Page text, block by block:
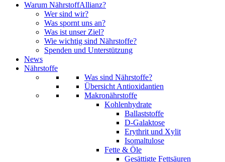
Warum NährstoffAllianz?
Wer sind wir?
Was spornt uns an?
Was ist unser Ziel?
Wie wichtig sind Nährstoffe?
Spenden und Unterstützung
News
Nährstoffe
Was sind Nährstoffe?
Übersicht Antioxidantien
Makronährstoffe
Kohlenhydrate
Ballaststoffe
D-Galaktose
Erythrit und Xylit
Isomaltulose
Fette & Öle
Gesättigte Fettsäuren